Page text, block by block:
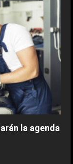
Barcelona,
escribió la
muy
la agenda